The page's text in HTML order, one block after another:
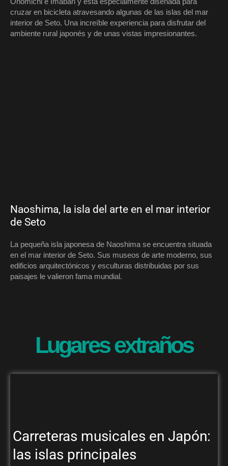
cruzar en bicicleta atravesando algunas de las islas del mar
interior de Seto. Una increíble experiencia para disfrutar del
ambiente rural japonés y de unas vistas impresionantes.
Naoshima, la isla del arte en el mar interior
de Seto
La pequeña isla japonesa de Naoshima se encuentra situada
en el mar interior de Seto. Sus museos de arte moderno, sus
edificios arquitectónicos y esculturas distribuidas por sus
paisajes le valieron fama mundial.
Lugares extraños
Carreteras musicales en Japón:
las islas principales